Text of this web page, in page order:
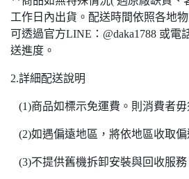
工作日內出貨。配送時間依照各地
可透過官方LINE：@daka1788 或電
送進度。
2.詳細配送說明
(1)商品如標示免運費。則消費者毋
(2)如遇偏遠地區，將依地區收取偏
(3)不提供舊機拆卸安裝與回收服務